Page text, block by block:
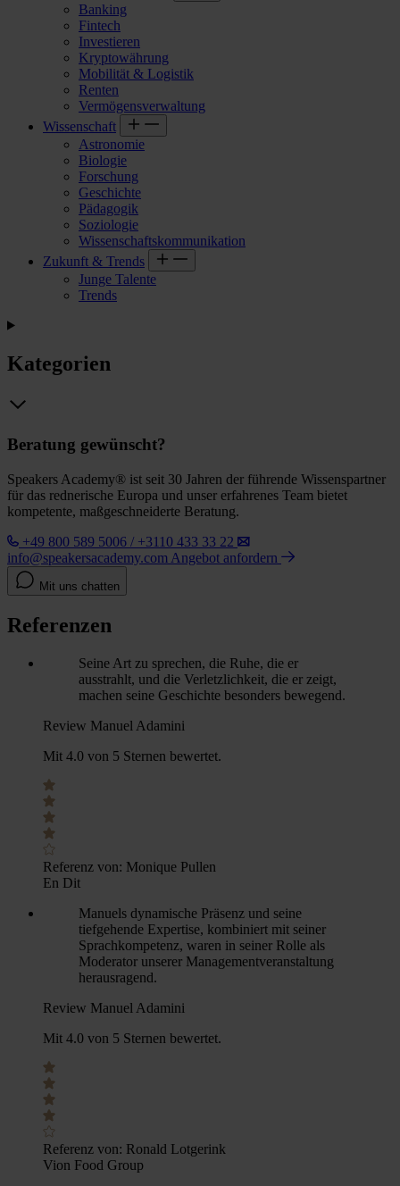
Banking
Fintech
Investieren
Kryptowährung
Mobilität & Logistik
Renten
Vermögensverwaltung
Wissenschaft
Astronomie
Biologie
Forschung
Geschichte
Pädagogik
Soziologie
Wissenschaftskommunikation
Zukunft & Trends
Junge Talente
Trends
Kategorien
Beratung gewünscht?
Speakers Academy® ist seit 30 Jahren der führende Wissenspartner
für das rednerische Europa und unser erfahrenes Team bietet
kompetente, maßgeschneiderte Beratung.
+49 800 589 5006 / +3110 433 33 22
info@speakersacademy.com Angebot anfordern
Mit uns chatten
Referenzen
Seine Art zu sprechen, die Ruhe, die er
ausstrahlt, und die Verletzlichkeit, die er zeigt,
machen seine Geschichte besonders bewegend.
Review Manuel Adamini
Mit 4.0 von 5 Sternen bewertet.
Referenz von: Monique Pullen
En Dit
Manuels dynamische Präsenz und seine
tiefgehende Expertise, kombiniert mit seiner
Sprachkompetenz, waren in seiner Rolle als
Moderator unserer Managementveranstaltung
herausragend.
Review Manuel Adamini
Mit 4.0 von 5 Sternen bewertet.
Referenz von: Ronald Lotgerink
Vion Food Group